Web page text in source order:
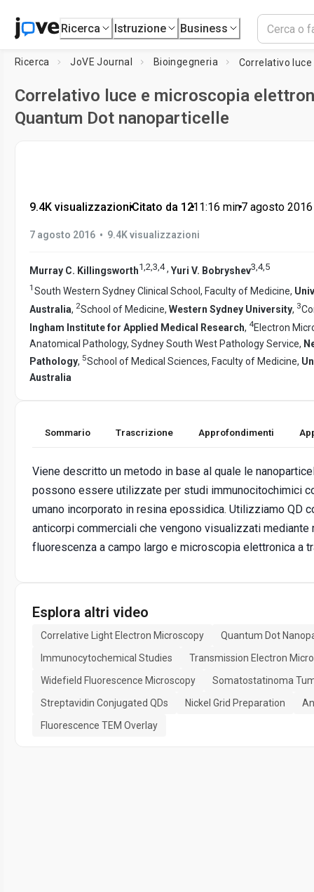
Ricerca Istruzione Business
Ricerca JoVE Journal Bioingegneria
Correlativo luce e microscopia
Quantum Dot nanoparticelle
9.4K visualizzazioni•Citato da 12•11:16 min•7 agosto 2016
7 agosto 2016 • 9.4K visualizzazioni
Murray C. Killingsworth1,2,3,4, Yuri V. Bobryshev3,4,5
1 South Western Sydney Clinical School, Faculty of Medicine,
Australia, 2School of Medicine, Western Sydney University, 3
Ingham Institute for Applied Medical Research, 4Electron
Anatomical Pathology, Sydney South West Pathology Service,
Pathology, 5School of Medical Sciences, Faculty of Medicine,
Australia
Sommario Trascrizione Approfondimenti
Viene descritto un metodo in base al quale le
possono essere utilizzate per studi immunocitochimici
umano incorporato in resina epossidica. Utilizziamo QD
anticorpi commerciali che vengono visualizzati mediante
fluorescenza a campo largo e microscopia elettronica a
Esplora altri video
Correlative Light Electron Microscopy
Quantum Dot
Immunocytochemical Studies
Transmission Electron
Widefield Fluorescence Microscopy
Somatostatinoma
Streptavidin Conjugated QDs
Nickel Grid Preparation
Fluorescence TEM Overlay